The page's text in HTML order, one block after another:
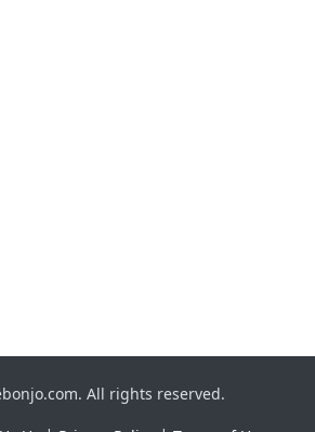
All rights reserved.